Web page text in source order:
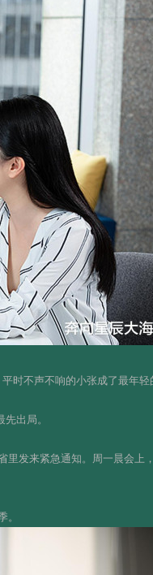
时不声不响的小张成了最年轻
出局。
发来紧急通知。周一晨会上
。